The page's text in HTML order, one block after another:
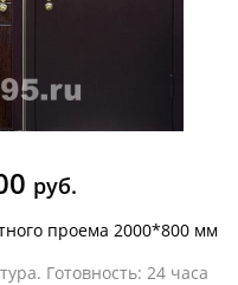
руб.
проема 2000*800 мм
Готовность: 24 часа